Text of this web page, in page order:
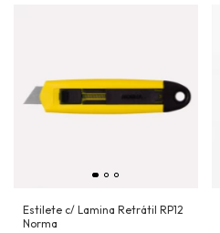
Estilete c/ Lamina Retrátil RP12
Norma